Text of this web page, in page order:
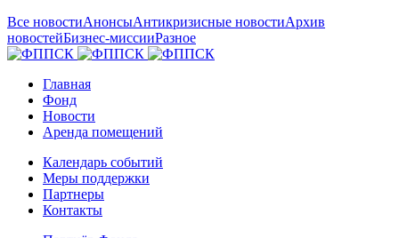
Все новостиАнонсыАнтикризисные новостиАрхив
новостейБизнес-миссииРазное
Главная
Фонд
Новости
Аренда помещений
Календарь событий
Меры поддержки
Партнеры
Контакты